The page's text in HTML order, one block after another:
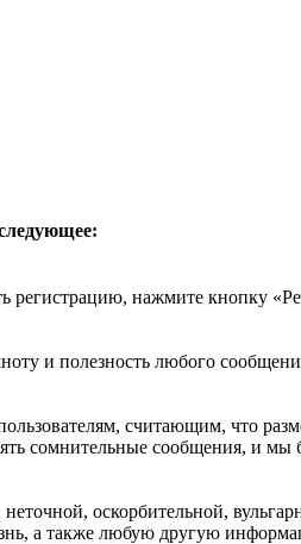
регистрацию, нажмите кнопку
и полезность любого
считающим, что
сомнительные сообщения, и
оскорбительной,
а также любую другую